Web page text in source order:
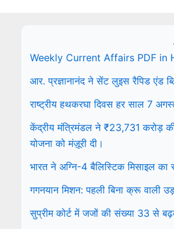
Weekly Current Affairs PDF in
आर. प्रज्ञानानंद ने सेंट लुइस रैपिड एंड
राष्ट्रीय हथकरघा दिवस हर साल 7
केंद्रीय मंत्रिमंडल ने ₹23,731 करोड़ की
योजना को मंज़ूरी दी।
भारत ने अग्नि-4 बैलिस्टिक मिसाइल का
गगनयान मिशन: पहली बिना क्रू वाली
सुप्रीम कोर्ट में जजों की संख्या 33 से